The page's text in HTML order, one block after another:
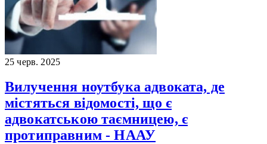
25 черв. 2025
Вилучення ноутбука адвоката, де
містяться відомості, що є
адвокатською таємницею, є
протиправним - НААУ